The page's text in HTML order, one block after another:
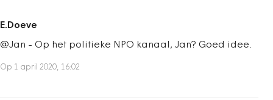
E.Doeve
@Jan - Op het politieke NPO kanaal, Jan? Goed idee.
Op 1 april 2020, 16:02